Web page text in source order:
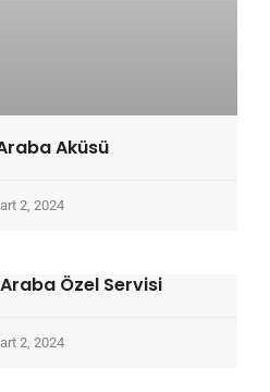
Aküsü
2, 2024
Özel Servisi
2, 2024